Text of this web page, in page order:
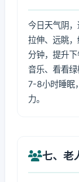
今日天气阴
拉伸、远眺
分钟，提升
音乐、看看
7-8小时睡眠
力。
七、老